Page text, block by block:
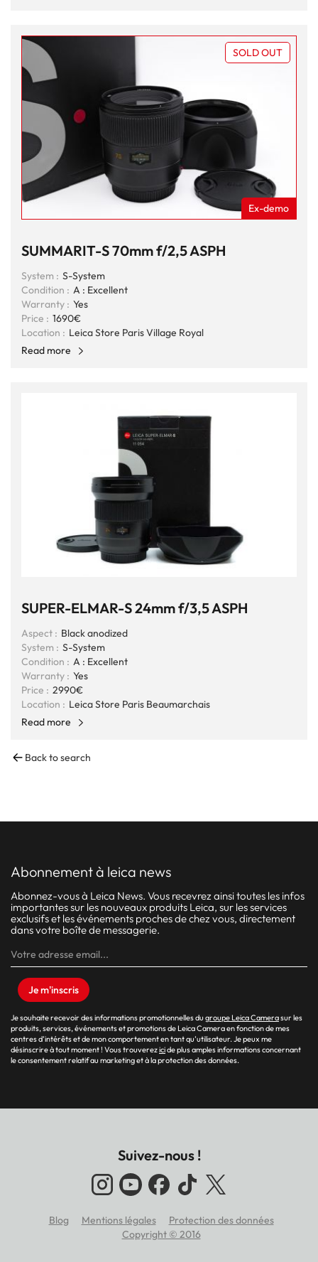
SOLD OUT
Ex-demo
SUMMARIT-S 70mm f/2,5 ASPH
System : S-System
Condition : A : Excellent
Warranty : Yes
Price : 1690€
Location : Leica Store Paris Village Royal
Read more
SUPER-ELMAR-S 24mm f/3,5 ASPH
Aspect : Black anodized
System : S-System
Condition : A : Excellent
Warranty : Yes
Price : 2990€
Location : Leica Store Paris Beaumarchais
Read more
Back to search
abonnement à leica news
Abonnez-vous à Leica News. Vous recevrez ainsi toutes les infos
importantes sur les nouveaux produits Leica, sur les services
exclusifs et les événements proches de chez vous, directement
dans votre boîte de messagerie.
Je m'inscris
Je souhaite recevoir des informations promotionnelles du groupe Leica Camerasur les
produits, services, événements et promotions de Leica Camera en fonction de mes
centres d’intérêts et de mon comportement en tant qu’utilisateur. Je peux me
désinscrire à tout moment ! Vous trouverezicide plus amples informations concernant
le consentement relatif au marketing et à la protection des données.
Suivez-nous !
Blog Mentions légales
Protection des données
Copyright © 2016